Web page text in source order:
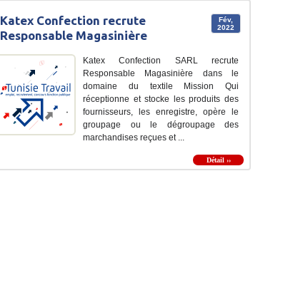
Fév,
2022
Katex Confection recrute
Responsable Magasinière
Katex Confection SARL recrute
Responsable Magasinière dans le
domaine du textile Mission Qui
réceptionne et stocke les produits des
fournisseurs, les enregistre, opère le
groupage ou le dégroupage des
marchandises reçues et ...
Détail ››